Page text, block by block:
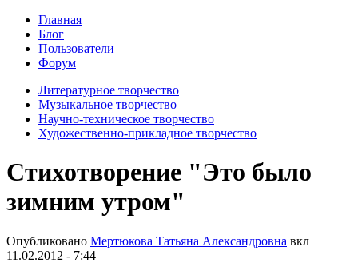
Главная
Блог
Пользователи
Форум
Литературное творчество
Музыкальное творчество
Научно-техническое творчество
Художественно-прикладное творчество
Стихотворение "Это было
зимним утром"
Опубликовано Мертюкова Татьяна Александровна вкл
11.02.2012 - 7:44